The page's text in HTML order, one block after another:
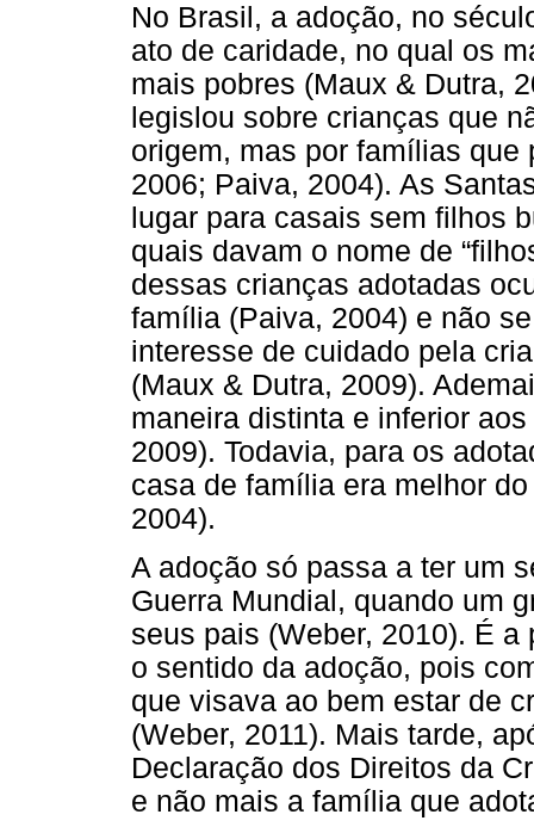
No Brasil, a adoção, no
ato de caridade, no qual os
mais pobres (Maux & Dutra,
legislou sobre crianças que
origem, mas por famílias
2006; Paiva, 2004). As
lugar para casais sem filhos
quais davam o nome de
dessas crianças adotadas
família (Paiva, 2004) e não
interesse de cuidado pela
(Maux & Dutra, 2009).
maneira distinta e inferior
2009). Todavia, para os
casa de família era melhor
2004).
A adoção só passa a ter um
Guerra Mundial, quando um
seus pais (Weber, 2010). É
o sentido da adoção, pois
que visava ao bem estar de
(Weber, 2011). Mais tarde,
Declaração dos Direitos da
e não mais a família que